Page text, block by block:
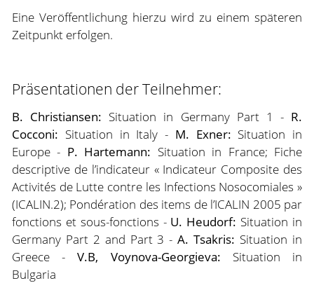
Eine Veröffentlichung hierzu wird zu einem späteren
Zeitpunkt erfolgen.
Präsentationen der Teilnehmer:
B. Christiansen: Situation in Germany Part 1 - R.
Cocconi: Situation in Italy - M. Exner: Situation in
Europe - P. Hartemann: Situation in France; Fiche
descriptive de l’indicateur « Indicateur Composite des
Activités de Lutte contre les Infections Nosocomiales »
(ICALIN.2); Pondération des items de l’ICALIN 2005 par
fonctions et sous-fonctions - U. Heudorf: Situation in
Germany Part 2 and Part 3 -A. Tsakris: Situation in
Greece -V.B, Voynova-Georgieva: Situation in
Bulgaria